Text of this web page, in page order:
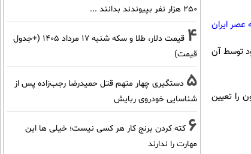
عصر ایران
توسط آن
را تعیین
۲۵۰ هزار نفر بپیوندند بدانند ...
4
قیمت دلار، طلا و سکه شنبه ۱۷ مرداد ۱۴۰۵ (+جدول
قیمت)
5 دستگیری چهار متهم قتل حمیدرضا رجب‌زاده پس از
شناسایی خودروی ربایش
6 کته کردن برنج کار هر کسی نیست؛ خیلی ها این
مهارت را ندارند